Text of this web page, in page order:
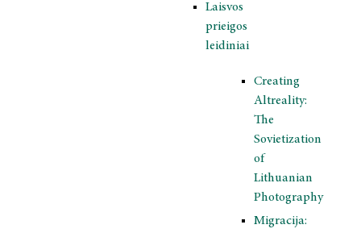
Laisvos
prieigos
leidiniai
Creating
Altreality:
The
Sovietization
of
Lithuanian
Photography
Migracija: